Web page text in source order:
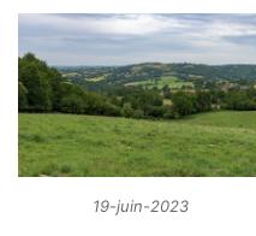
19-juin-2023